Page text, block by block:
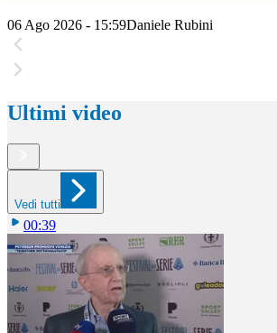
06 Ago 2026 - 15:59Daniele Rubini
Ultimi video
Vedi tutti
00:39